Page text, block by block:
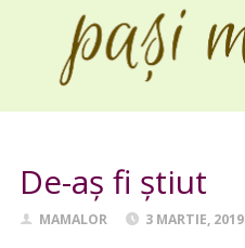
De-aș fi știut
MAMALOR 3 MARTIE, 2019